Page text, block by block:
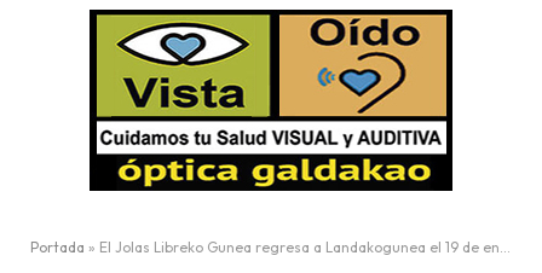
Portada » El Jolas Libreko Gunea regresa a Landakogunea el 19 de enero